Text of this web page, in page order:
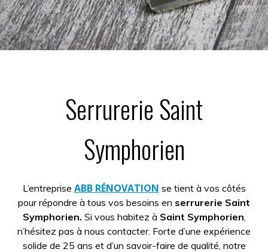
Serrurerie Saint
Symphorien
L’entreprise ABB RÉNOVATION se tient à vos côtés
pour répondre à tous vos besoins en serrurerie Saint
Symphorien. Si vous habitez à Saint Symphorien,
n’hésitez pas à nous contacter. Forte d’une expérience
solide de 25 ans et d’un savoir-faire de qualité, notre